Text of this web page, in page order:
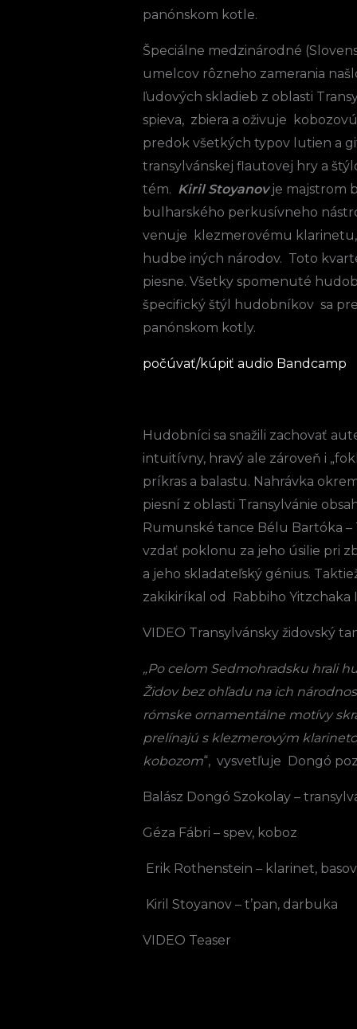
panónskom kotle.
Špeciálne medzinárodné
umelcov rôzneho zamerania
ľudových skladieb z oblasti
spieva, zbiera a oživuje
predok všetkých typov lutien a
transylvánskej flautovej hry a
tém. Kiril Stoyanovje majstrom
bulharského perkusívneho
venuje klezmerovému
hudbe iných národov. Toto
piesne. Všetky spomenuté
špecifický štýl hudobníkov sa
panónskom kotly.
počúvať/kúpiť audio Bandcamp
Hudobníci sa snažili zachovať
intuitívny, hravý ale zároveň i
príkras a balastu. Nahrávka
piesní z oblasti Transylvánie
Rumunské tance Bélu Bartóka
vzdať poklonu za jeho úsilie pri
a jeho skladateľský génius.
zakikiríkal od Rabbiho Yitzchaka
VIDEO Transylvánsky židovský
„Po celom Sedmohradsku hrali
Židov bez ohľadu na ich
rómske ornamentálne motívy
prelínajú s klezmerovým
kobozom“, vysvetľuje Dongó
Balász Dongó Szokolay –
Géza Fábri – spev, koboz
Erik Rothenstein – klarinet,
Kiril Stoyanov – t’pan, darbuka
VIDEO Teaser